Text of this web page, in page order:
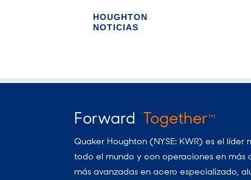
HOUGHTON
NOTICIAS
Forward TogetherTM
Quaker Houghton (NYSE: KWR) es el
todo el mundo y con operaciones en más
más avanzadas en acero especializado,